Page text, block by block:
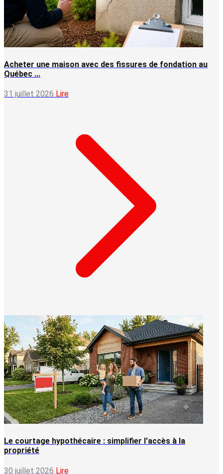
Acheter une maison avec des fissures de fondation au
Québec ...
31 juillet 2026 Lire
Le courtage hypothécaire : simplifier l'accès à la
propriété
30 juillet 2026 Lire